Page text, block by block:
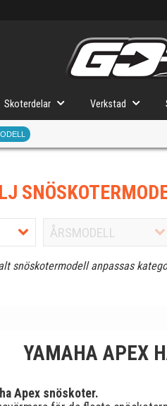
Skoterdelar Verkstad
snöskotermodell anpassas
YAMAHA APEX
Apex snöskoter.